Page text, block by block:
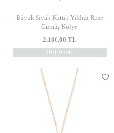
Büyük Siyah Kutup Yıldızı Rose
Gümüş Kolye
2.100,00 TL
Hızlı İncele